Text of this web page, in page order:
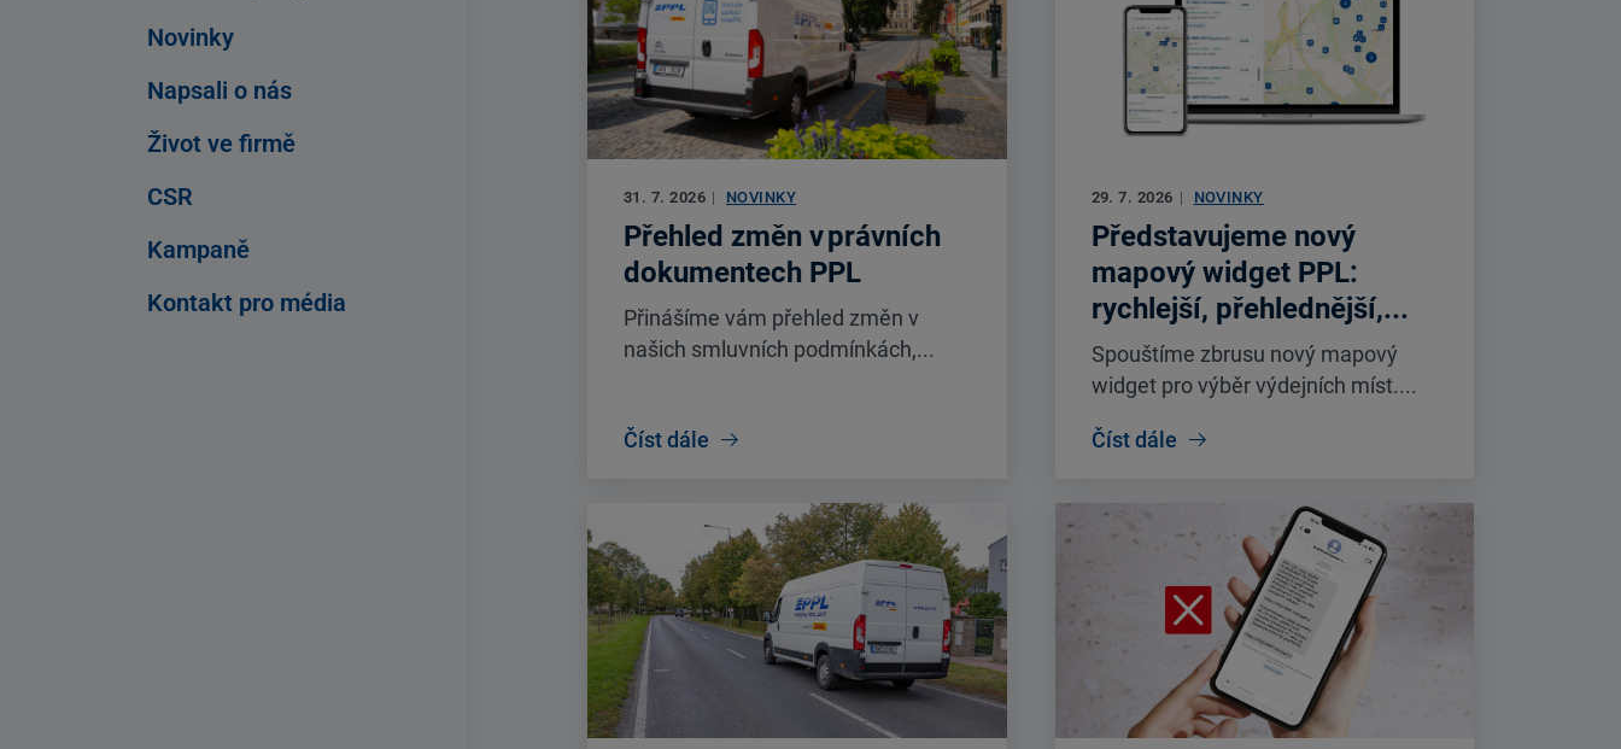
Novinky
Napsali o nás
Život ve firmě
CSR
Kampaně
Kontakt pro média
31. 7. 2026 | NOVINKY
Přehled změn v právních
dokumentech PPL
Přinášíme vám přehled změn v
našich smluvních podmínkách,...
Číst dále
29. 7. 2026 | NOVINKY
Představujeme nový
mapový widget PPL:
rychlejší, přehlednější,...
Spouštíme zbrusu nový mapový
widget pro výběr výdejních míst....
Číst dále